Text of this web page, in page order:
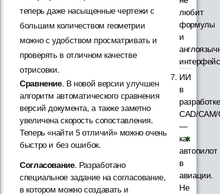
теперь даже насыщенные чертежи с
большим количеством геометрии
можно с удобством просматривать и
проверять в отличном качестве
отрисовки.
Сравнение. В новой версии улучшен
алгоритм автоматического сравнения
версий документа, а также заметно
увеличена скорость сопоставления.
Теперь «найти 5 отличий» можно очень
быстро и без ошибок.
Согласование. Разработано
специальное задание на согласование,
в котором можно создавать и
любит
формулы
и
ИИ
в
разработке
CAD/
—
как
автопилот
в
авиации.
Не